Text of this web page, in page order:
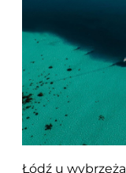
Łódź u wybrzeża